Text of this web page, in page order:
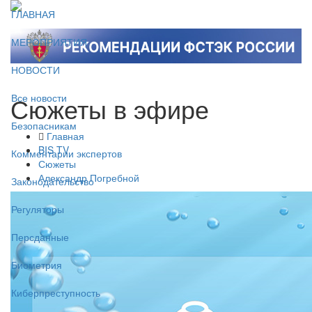
ГЛАВНАЯ
МЕРОПРИЯТИЯ
НОВОСТИ
Все новости
Безопасникам
Комментарии экспертов
Законодательство
Регуляторы
Персданные
Биометрия
Киберпреступность
Сюжеты в эфире
Главная
BIS TV
Сюжеты
Александр Погребной